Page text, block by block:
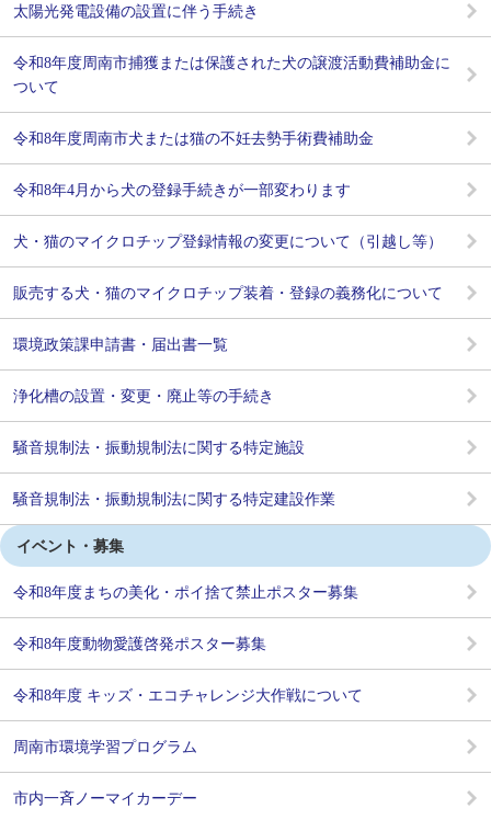
太陽光発電設備の設置に伴う手続き
令和8年度周南市捕獲または保護された犬の譲渡活動費補助金に
ついて
令和8年度周南市犬または猫の不妊去勢手術費補助金
令和8年4月から犬の登録手続きが一部変わります
犬・猫のマイクロチップ登録情報の変更について（引越し等）
販売する犬・猫のマイクロチップ装着・登録の義務化について
環境政策課申請書・届出書一覧
浄化槽の設置・変更・廃止等の手続き
騒音規制法・振動規制法に関する特定施設
騒音規制法・振動規制法に関する特定建設作業
イベント・募集
令和8年度まちの美化・ポイ捨て禁止ポスター募集
令和8年度動物愛護啓発ポスター募集
令和8年度 キッズ・エコチャレンジ大作戦について
周南市環境学習プログラム
市内一斉ノーマイカーデー